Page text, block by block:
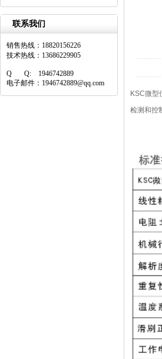
联系我们
销售热线：18820156226
技术热线：13686229905
Q Q: 1946742889
电子邮件：1946742889@qq.com
KSC微型
检测和控